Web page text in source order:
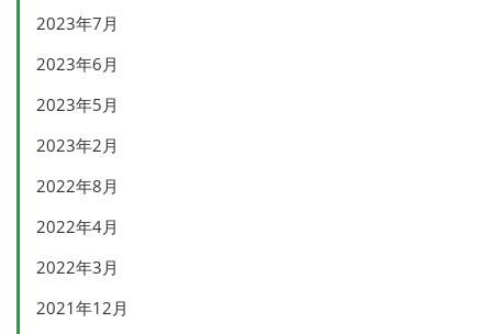
2023年7月
2023年6月
2023年5月
2023年2月
2022年8月
2022年4月
2022年3月
2021年12月